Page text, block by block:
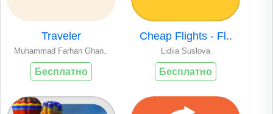
Traveler
Muhammad Farhan Ghan..
Бесплатно
Cheap Flights - Fl..
Lidiia Suslova
Бесплатно